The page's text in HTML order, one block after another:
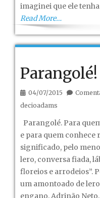
imaginei que ele
Read More…
04/07/2015
decioadams
Parangolé. Para
e para quem conhece
significado, pelo
lero, conversa fiada,
floreios e arrodeios”.
um amontoado de
engano. Adrinão